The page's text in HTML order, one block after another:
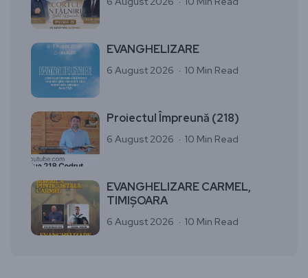
EVANGHELIZARE
6 August 2026 10 Min Read
Proiectul Împreună (218)
6 August 2026 10 Min Read
EVANGHELIZARE CARMEL,
TIMIȘOARA
6 August 2026 10 Min Read